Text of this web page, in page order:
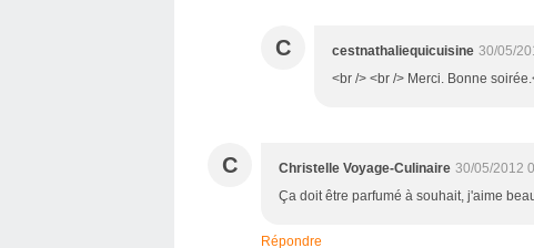
C cestnathaliequicuisine 30/05/
<br /> <br /> Merci. Bonne
C Christelle Voyage-Culinaire 30/05/2012
Ça doit être parfumé à souhait, j'aime
Répondre